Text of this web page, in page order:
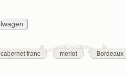
cabernet franc merlot Bordeaux